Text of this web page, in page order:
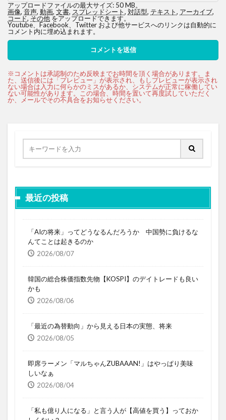
アップロードファイルの最大サイズ: 50 MB。
画像, 音声, 動画, 文書, スプレッドシート, 対話型, テキスト, アーカイブ,
コード,その他をアップロードできます。
Youtube、Facebook、Twitter および他サービスへのリンクは自動的に
コメント内に埋め込まれます。
最近の投稿
「AIの将来」ってどうなるんだろうか 中国勢に負けるな
んてことは起きるのか
2026/08/07
韓国の総合株価指数先物【KOSPI】のデイトレードも良い
かも
2026/08/06
「最近の為替動向」から見える日本の実態、将来
2026/08/05
即席ラーメン「マルちゃんZUBAAAN!」はやっぱり美味
しいなぁ
2026/08/04
「私も億り人になる」と言う人が【高値を買う】っておか